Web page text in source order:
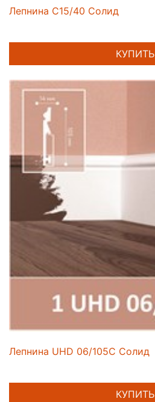
Лепнина C15/40 Солид
КУПИТЬ
Лепнина UHD 06/105C Солид
КУПИТЬ